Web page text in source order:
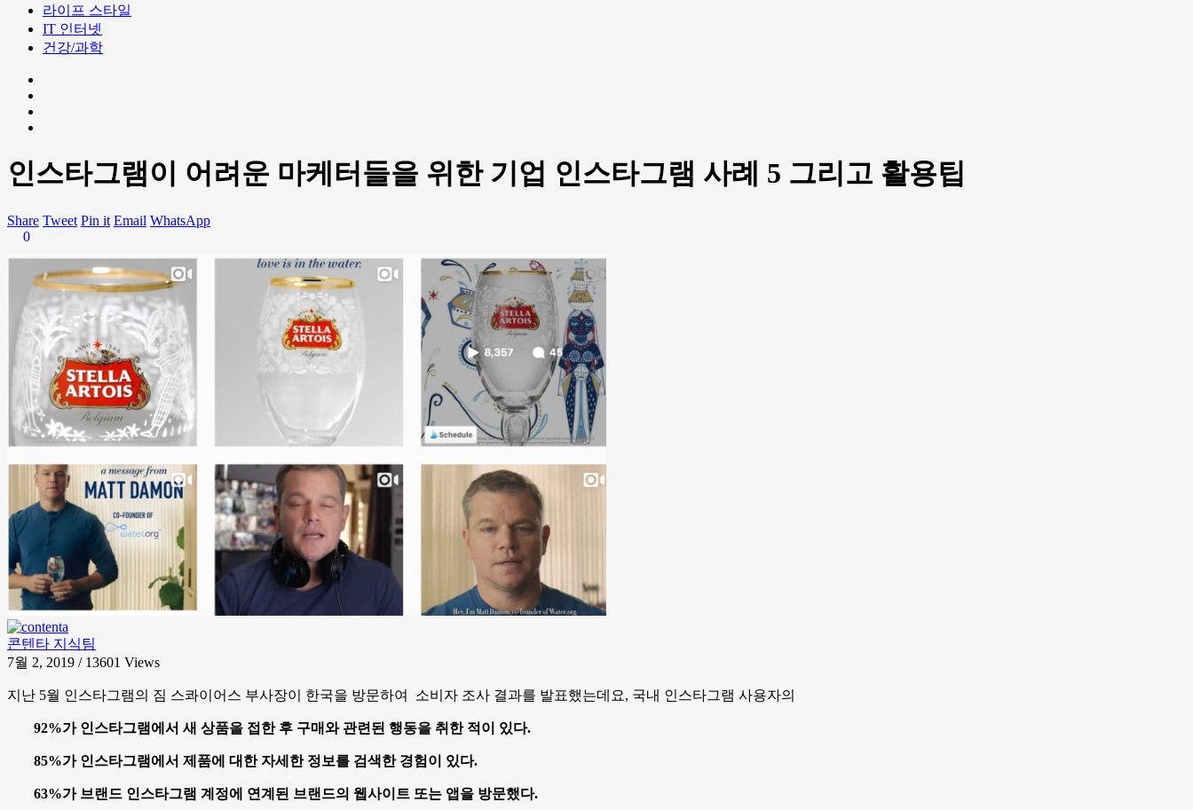
라이프 스타일
IT 인터넷
건강/과학
인스타그램이 어려운 마케터들을 위한 기업 인스타그램 사례 5 그리고 활용팁
Share Tweet Pin it Email WhatsApp
0
콘텐타 지식팀
7월 2, 2019 / 13601 Views
지난 5월 인스타그램의 짐 스콰이어스 부사장이 한국을 방문하여 소비자 조사 결과를 발표했는데요, 국내 인스타그램 사용자의
92%가 인스타그램에서 새 상품을 접한 후 구매와 관련된 행동을 취한 적이 있다.
85%가 인스타그램에서 제품에 대한 자세한 정보를 검색한 경험이 있다.
63%가 브랜드 인스타그램 계정에 연계된 브랜드의 웹사이트 또는 앱을 방문했다.